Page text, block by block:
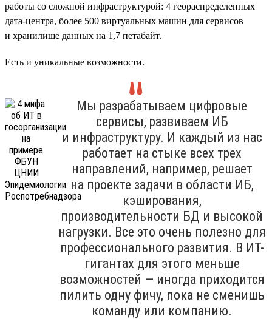
работы со сложной инфраструктурой: 4 геораспределенных
дата-центра, более 500 виртуальных машин для сервисов
и хранилище данных на 1,7 петабайт.
Есть и уникальные возможности.
Мы разрабатываем цифровые
сервисы, развиваем ИБ
и инфраструктуру. И каждый из нас
работает на стыке всех трех
направлений, например, решает
на проекте задачи в области ИБ,
кэширования,
производительности БД и высокой
нагрузки. Все это очень полезно для
профессионального развития. В ИТ-
гигантах для этого меньше
возможностей — иногда приходится
пилить одну фичу, пока не сменишь
команду или компанию.